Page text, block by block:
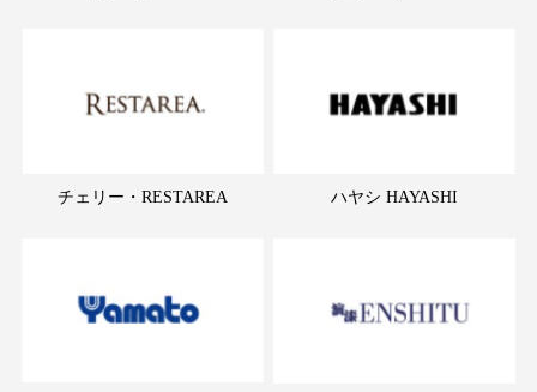
チェリー・RESTAREA ハヤシ HAYASHI